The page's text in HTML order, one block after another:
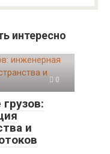
интересно
0
и